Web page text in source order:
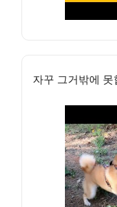
자꾸 그거밖에